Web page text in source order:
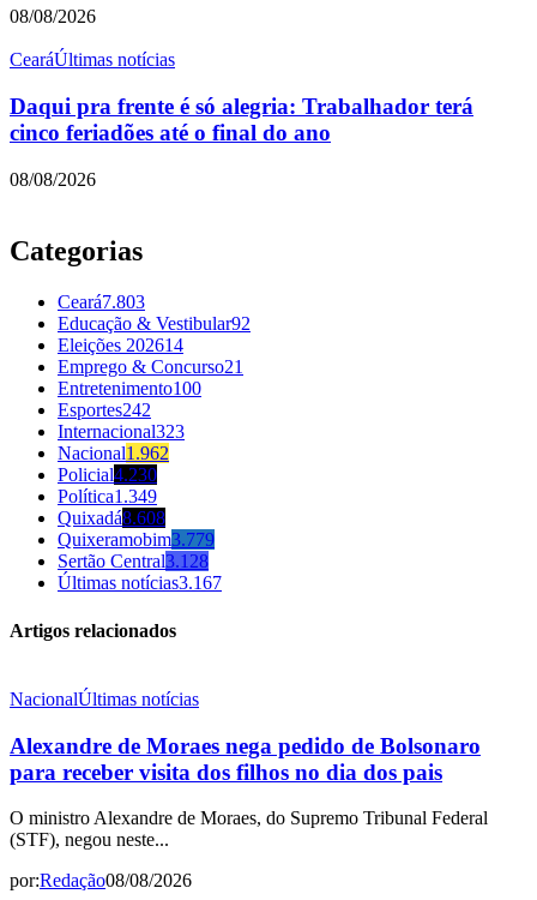
08/08/2026
CearáÚltimas notícias
Daqui pra frente é só alegria: Trabalhador terá
cinco feriadões até o final do ano
08/08/2026
Categorias
Ceará7.803
Educação & Vestibular92
Eleições 202614
Emprego & Concurso21
Entretenimento100
Esportes242
Internacional323
Nacional1.962
Policial4.230
Política1.349
Quixadá8.608
Quixeramobim3.779
Sertão Central3.128
Últimas notícias3.167
Artigos relacionados
NacionalÚltimas notícias
Alexandre de Moraes nega pedido de Bolsonaro
para receber visita dos filhos no dia dos pais
O ministro Alexandre de Moraes, do Supremo Tribunal Federal
(STF), negou neste...
por:Redação08/08/2026